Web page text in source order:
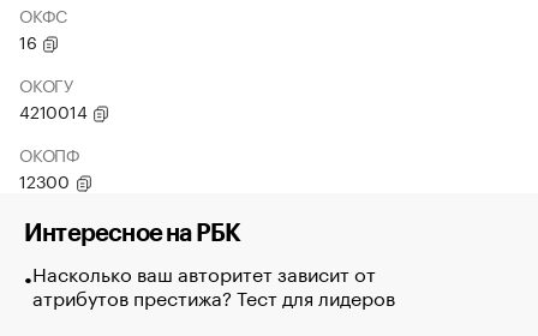
ОКФС
16
ОКОГУ
4210014
ОКОПФ
12300
Интересное на РБК
Насколько ваш авторитет зависит от
атрибутов престижа? Тест для лидеров